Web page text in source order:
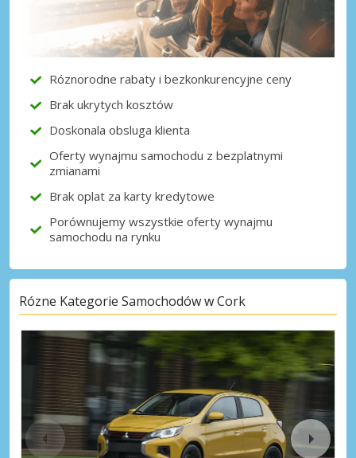
Róznorodne rabaty i bezkonkurencyjne ceny
Brak ukrytych kosztów
Doskonala obsluga klienta
Oferty wynajmu samochodu z bezplatnymi
zmianami
Brak oplat za karty kredytowe
Porównujemy wszystkie oferty wynajmu
samochodu na rynku
Rózne Kategorie Samochodów w Cork